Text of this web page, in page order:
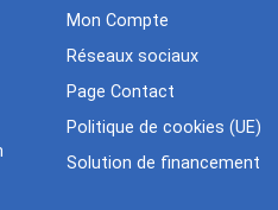
Mon Compte
Réseaux sociaux
Page Contact
Politique de cookies (UE)
Solution de financement